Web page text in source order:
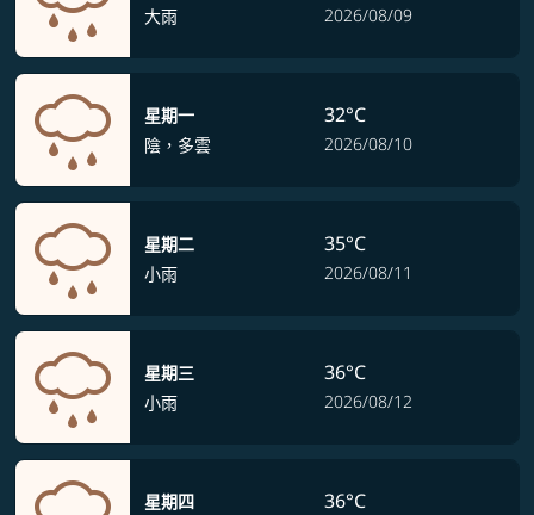
大雨
2026/08/09
星期一
陰，多雲
32°C
2026/08/10
星期二
小雨
35°C
2026/08/11
星期三
小雨
36°C
2026/08/12
星期四
36°C